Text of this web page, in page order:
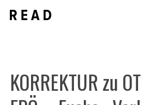
Inhalt
KORREKTUR zu